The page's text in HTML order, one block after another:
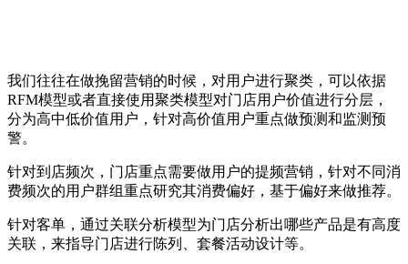
我们往往在做挽留营销的时候，对用户进行聚类，可以依据
RFM模型或者直接使用聚类模型对门店用户价值进行分层，
分为高中低价值用户，针对高价值用户重点做预测和监测预
警。
针对到店频次，门店重点需要做用户的提频营销，针对不同消
费频次的用户群组重点研究其消费偏好，基于偏好来做推荐。
针对客单，通过关联分析模型为门店分析出哪些产品是有高度
关联，来指导门店进行陈列、套餐活动设计等。